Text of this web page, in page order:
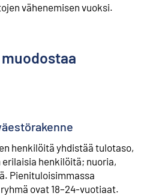
vähenemisen vuoksi.
henkilöitä yhdistää tulotaso,
henkilöitä; nuoria,
Pienituloisimmassa
ovat 18–24-vuotiaat.